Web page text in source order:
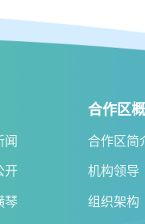
闻
开
琴
合作区
合作区简
机构领导
组织架构